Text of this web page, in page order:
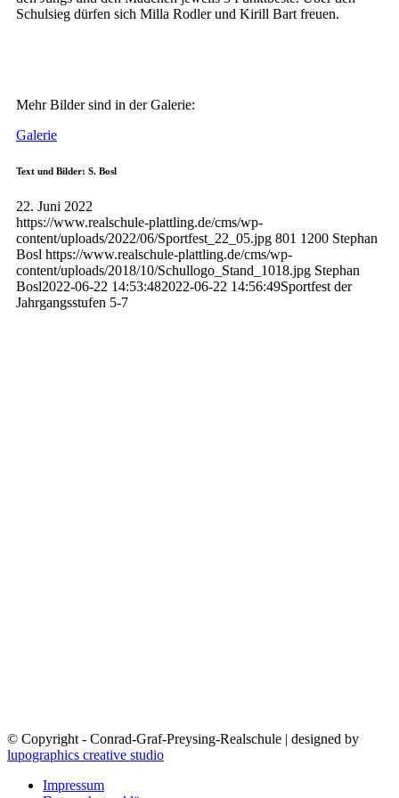
Schulsieg dürfen sich Milla Rodler und Kirill Bart freuen.
Mehr Bilder sind in der Galerie:
Galerie
Text und Bilder: S. Bosl
22. Juni 2022
https://www.realschule-plattling.de/cms/wp-
content/uploads/2022/06/Sportfest_22_05.jpg 801 1200 Stephan
Bosl https://www.realschule-plattling.de/cms/wp-
content/uploads/2018/10/Schullogo_Stand_1018.jpg Stephan
Bosl2022-06-22 14:53:482022-06-22 14:56:49Sportfest der
Jahrgangsstufen 5-7
© Copyright - Conrad-Graf-Preysing-Realschule | designed by
lupographics creative studio
Impressum